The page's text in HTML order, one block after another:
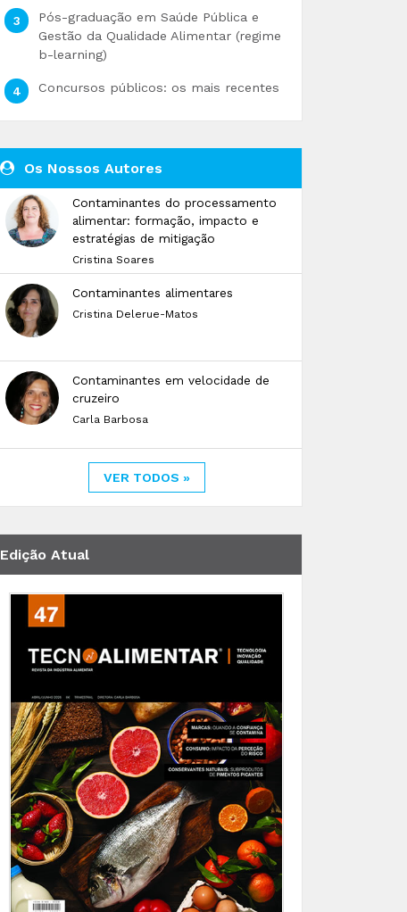
Pós-graduação em Saúde Pública e
Gestão da Qualidade Alimentar (regime
b-learning)
Concursos públicos: os mais recentes
Os Nossos Autores
Contaminantes do processamento
alimentar: formação, impacto e
estratégias de mitigação
Cristina Soares
Contaminantes alimentares
Cristina Delerue-Matos
Contaminantes em velocidade de
cruzeiro
Carla Barbosa
VER TODOS »
Edição Atual